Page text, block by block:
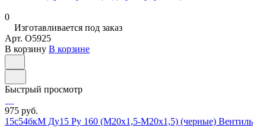
0
Изготавливается под заказ
Арт. O5925
В корзину В корзине
Быстрый просмотр
975 руб.
15с54бкМ Ду15 Ру 160 (М20х1,5-М20х1,5) (черные) Вентиль